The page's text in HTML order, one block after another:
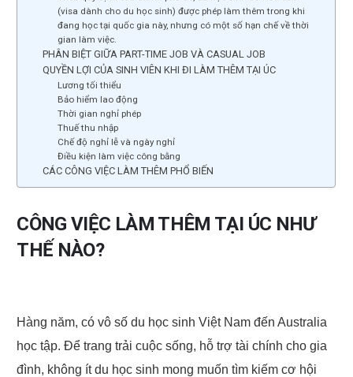
o
k
(visa dành cho du học sinh) được phép làm thêm trong khi
đang học tại quốc gia này, nhưng có một số hạn chế về thời
gian làm việc.
PHÂN BIỆT GIỮA PART-TIME JOB VÀ CASUAL JOB
QUYỀN LỢI CỦA SINH VIÊN KHI ĐI LÀM THÊM TẠI ÚC
Lương tối thiểu
Bảo hiểm lao động
Thời gian nghỉ phép
Thuế thu nhập
Chế độ nghỉ lễ và ngày nghỉ
Điều kiện làm việc công bằng
CÁC CÔNG VIỆC LÀM THÊM PHỔ BIẾN
CÔNG VIỆC LÀM THÊM TẠI ÚC NHƯ
THẾ NÀO?
Hàng năm, có vô số du học sinh Việt Nam đến Australia
học tập. Để trang trải cuộc sống, hỗ trợ tài chính cho gia
đình, không ít du học sinh mong muốn tìm kiếm cơ hội